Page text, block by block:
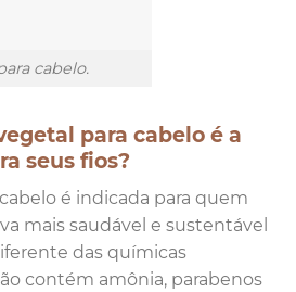
cabelo.
para cabelo é a
seus fios?
é indicada para quem
mais saudável e sustentável
das químicas
contém amônia, parabenos